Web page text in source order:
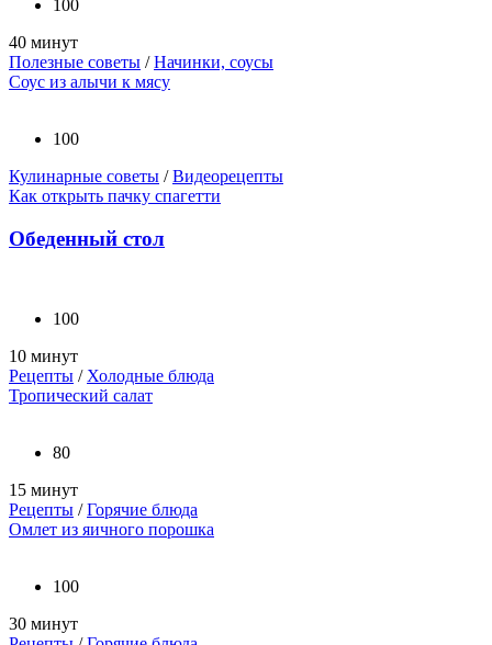
100
40 минут
Полезные советы /Начинки, соусы
Соус из алычи к мясу
100
Кулинарные советы /Видеорецепты
Как открыть пачку спагетти
Обеденный стол
100
10 минут
Рецепты / Холодные блюда
Тропический салат
80
15 минут
Рецепты /Горячие блюда
Омлет из яичного порошка
100
30 минут